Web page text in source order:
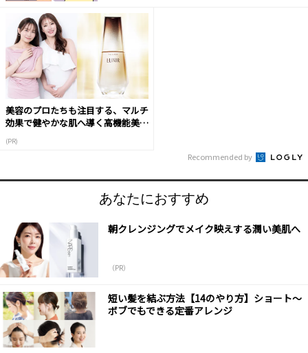
美容のプロたちも注目する、マルチ
効果で健やかな肌へ導く高機能美容
(PR)
Recommended by
あなたにおすすめ
朝クレンジングでメイク映えする潤い美肌へ
（PR）
短い髪を結ぶ方法【14のやり方】ショート～
ボブでもできる定番アレンジ